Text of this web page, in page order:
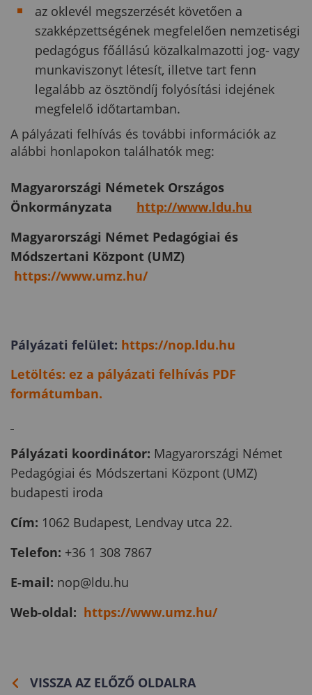
az oklevél megszerzését követően a
szakképzettségének megfelelően nemzetiségi
pedagógus főállású közalkalmazotti jog- vagy
munkaviszonyt létesít, illetve tart fenn
legalább az ösztöndíj folyósítási idejének
megfelelő időtartamban.
A pályázati felhívás és további információk az
alábbi honlapokon találhatók meg:
Magyarországi Németek Országos
Önkormányzata http://www.ldu.hu
Magyarországi Német Pedagógiai és
Módszertani Központ (UMZ)
https://www.umz.hu/
Pályázati felület: https://nop.ldu.hu
Letöltés: ez a pályázati felhívás PDF
formátumban.
Pályázati koordinátor: Magyarországi Német
Pedagógiai és Módszertani Központ (UMZ)
budapesti iroda
Cím: 1062 Budapest, Lendvay utca 22.
Telefon: +36 1 308 7867
E-mail: nop@ldu.hu
Web-oldal: https://www.umz.hu/
VISSZA AZ ELŐZŐ OLDALRA